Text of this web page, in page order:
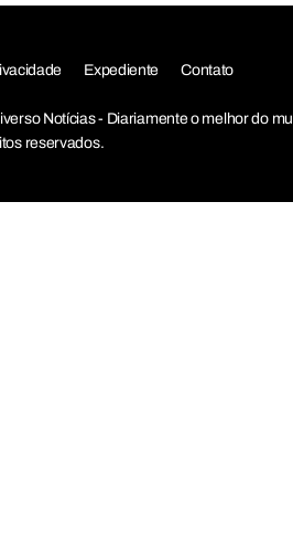
Expediente Contato
Notícias - Diariamente o melhor do
reservados.